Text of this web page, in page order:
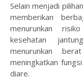
Selain menjadi
memberikan
menurunkan
kesehatan
menurunkan
meningkatkan
diare.